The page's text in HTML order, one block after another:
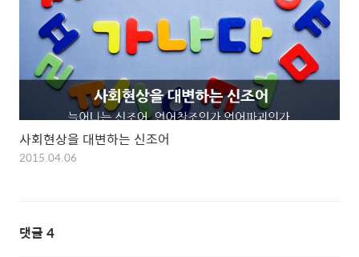
사회현상을 대변하는 신조어
2015.04.06
댓글 4